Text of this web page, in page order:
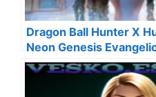
Dragon Ball Hunter X
Neon Genesis